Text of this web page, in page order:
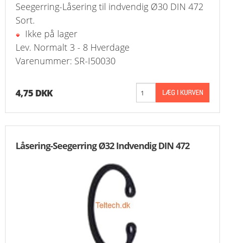
Seegerring-Låsering til indvendig Ø30 DIN 472
Sort.
Ikke på lager
Lev. Normalt 3 - 8 Hverdage
Varenummer: SR-I50030
4,75 DKK
Låsering-Seegerring Ø32 Indvendig DIN 472